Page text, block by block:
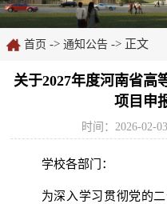
首页 -> 通知公告 -> 正文
关于2027年度河南省高
项目申
时间：2026-02-03
学校各部门：
为深入学习贯彻党的